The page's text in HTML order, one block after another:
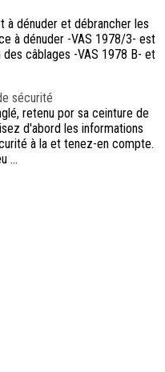
à dénuder et débrancher les
à dénuder -VAS 1978/3- est
câblages -VAS 1978 B- et
sécurité
retenu por sa ceinture de
d'abord les informations
à la et tenez-en compte.
...